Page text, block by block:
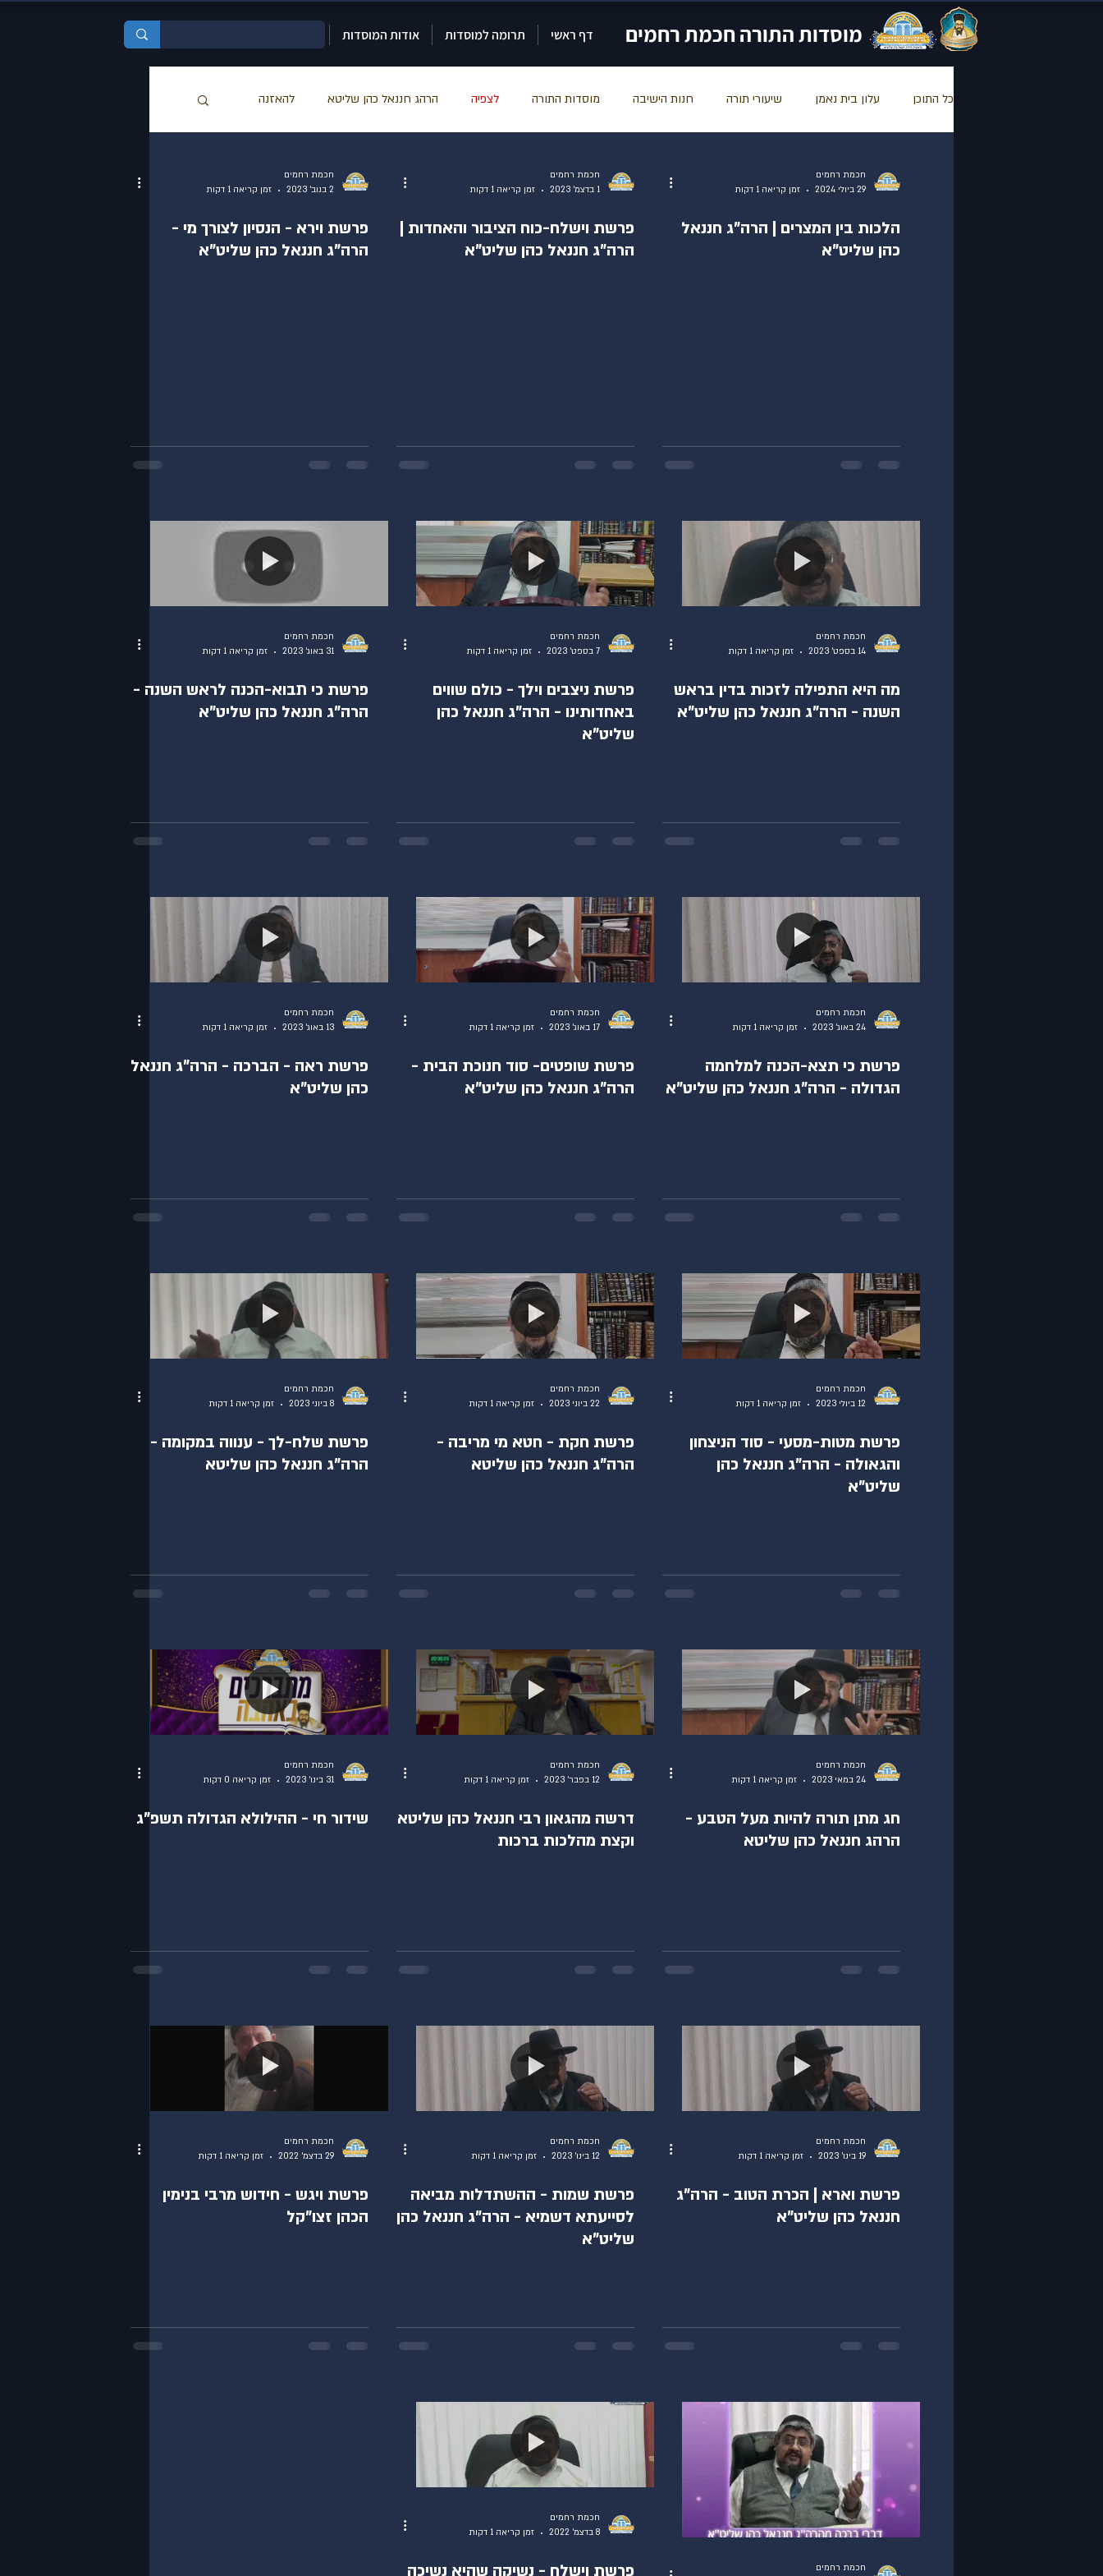
דף ראשי תרומה למוסדות אודות המוסדות מוסדות התורה חכמת רחמים
כל התוכן עלון בית נאמן שיעורי תורה חנות הישיבה מוסדות התורה לצפיה הרהג חננאל כהן שליטא להאזנה
שאלות ותשובות בהלכה הרב צבי רז הרשפינוס
חכמת רחמים
29 ביולי 2024
זמן קריאה 1 דקות
הלכות בין המצרים | הרה"ג חננאל
כהן שליט"א
חכמת רחמים
1 בדצמ׳ 2023
זמן קריאה 1 דקות
פרשת וישלח-כוח הציבור והאחדות |
הרה"ג חננאל כהן שליט"א
חכמת רחמים
2 בנוב׳ 2023
זמן קריאה 1 דקות
פרשת וירא - הנסיון לצורך מי -
הרה"ג חננאל כהן שליט"א
חכמת רחמים
14 בספט׳ 2023
זמן קריאה 1 דקות
מה היא התפילה לזכות בדין בראש
השנה - הרה"ג חננאל כהן שליט"א
חכמת רחמים
7 בספט׳ 2023
זמן קריאה 1 דקות
פרשת ניצבים וילך - כולם שווים
באחדותינו - הרה"ג חננאל כהן
שליט"א
חכמת רחמים
31 באוג׳ 2023
זמן קריאה 1 דקות
פרשת כי תבוא-הכנה לראש השנה -
הרה"ג חננאל כהן שליט"א
חכמת רחמים
24 באוג׳ 2023
זמן קריאה 1 דקות
פרשת כי תצא-הכנה למלחמה
הגדולה - הרה"ג חננאל כהן שליט"א
חכמת רחמים
17 באוג׳ 2023
זמן קריאה 1 דקות
פרשת שופטים- סוד חנוכת הבית -
הרה"ג חננאל כהן שליט"א
חכמת רחמים
13 באוג׳ 2023
זמן קריאה 1 דקות
פרשת ראה - הברכה - הרה"ג חננאל
כהן שליט"א
חכמת רחמים
12 ביולי 2023
זמן קריאה 1 דקות
פרשת מטות-מסעי - סוד הניצחון
והגאולה - הרה"ג חננאל כהן
שליט"א
חכמת רחמים
22 ביוני 2023
זמן קריאה 1 דקות
פרשת חקת - חטא מי מריבה -
הרה"ג חננאל כהן שליטא
חכמת רחמים
8 ביוני 2023
זמן קריאה 1 דקות
פרשת שלח-לך - ענווה במקומה -
הרה"ג חננאל כהן שליטא
חכמת רחמים
24 במאי 2023
זמן קריאה 1 דקות
חג מתן תורה להיות מעל הטבע -
הרהג חננאל כהן שליטא
חכמת רחמים
12 בפבר׳ 2023
זמן קריאה 1 דקות
דרשה מהגאון רבי חננאל כהן שליטא
וקצת מהלכות ברכות
חכמת רחמים
31 בינו׳ 2023
זמן קריאה 0 דקות
שידור חי - ההילולא הגדולה תשפ"ג
חכמת רחמים
19 בינו׳ 2023
זמן קריאה 1 דקות
פרשת וארא | הכרת הטוב - הרה"ג
חננאל כהן שליט"א
חכמת רחמים
12 בינו׳ 2023
זמן קריאה 1 דקות
פרשת שמות - ההשתדלות מביאה
לסייעתא דשמיא - הרה"ג חננאל כהן
שליט"א
חכמת רחמים
29 בדצמ׳ 2022
זמן קריאה 1 דקות
פרשת ויגש - חידוש מרבי בנימין
הכהן זצו"קל
חכמת רחמים
חכמת רחמים
8 בדצמ׳ 2022
זמן קריאה 1 דקות
פרשת וישלח - נשיקה שהיא נשיכה